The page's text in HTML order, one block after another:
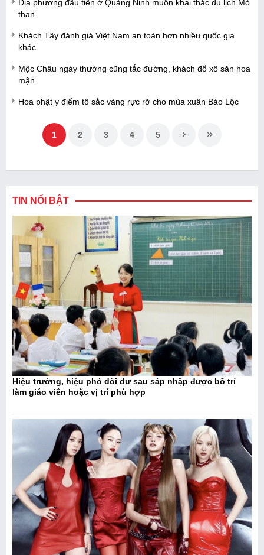
Địa phương đầu tiên ở Quảng Ninh muốn khai thác du lịch Mỏ
than
Khách Tây đánh giá Việt Nam an toàn hơn nhiều quốc gia
khác
Mộc Châu ngày thường cũng tắc đường, khách đổ xô săn hoa
mận
Hoa phật y điểm tô sắc vàng rực rỡ cho mùa xuân Bảo Lộc
1 2 3 4 5
TIN NỔI BẬT
Hiệu trưởng, hiệu phó dôi dư sau sáp nhập được bố trí
làm giáo viên hoặc vị trí phù hợp